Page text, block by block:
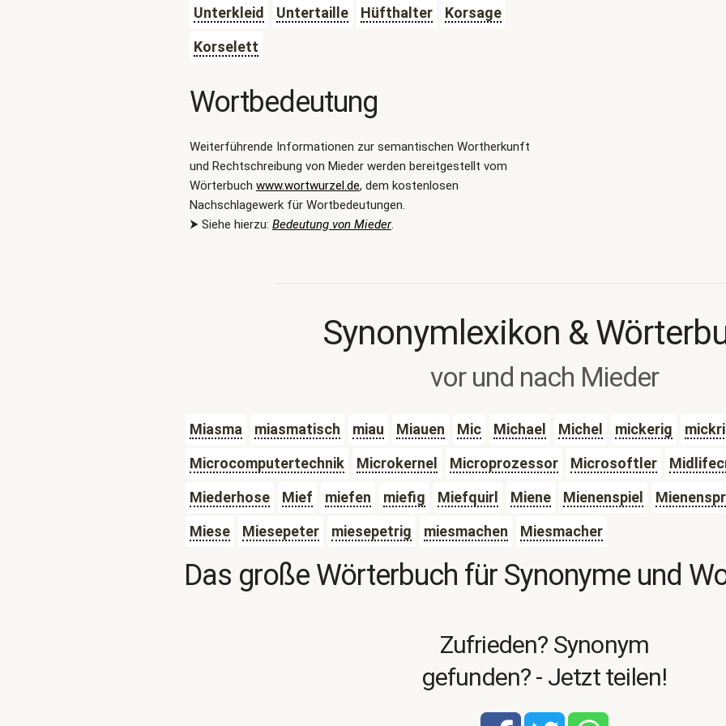
Unterkleid Untertaille Hüfthalter
Korsage
Korselett
Wortbedeutung
Weiterführende Informationen zur semantischen Wortherkunft
und Rechtschreibung von Mieder werden bereitgestellt vom
Wörterbuch www.wortwurzel.de, dem kostenlosen
Nachschlagewerk für Wortbedeutungen.
⮞ Siehe hierzu: Bedeutung von Mieder.
Synonymlexikon &
vor und nach Mieder
Miasma miasmatisch miau Miauen Mic Michael Michel mickerig
Microcomputertechnik
Microkernel Microprozessor Microsoftler
Miederhose
Mief miefen miefig Miefquirl Miene Mienenspiel
Miese
Miesepeter miesepetrig miesmachen Miesmacher
Das große Wörterbuch für Synonyme und
Zufrieden? Synonym
gefunden? - Jetzt teilen!